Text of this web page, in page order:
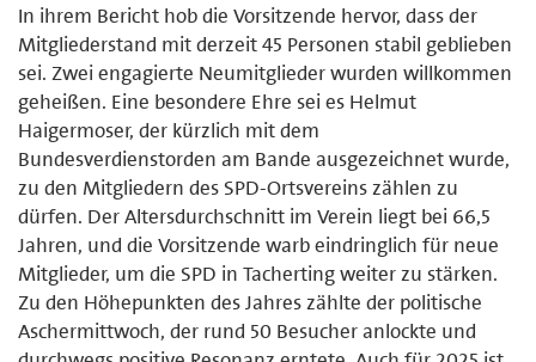
In ihrem Bericht hob die Vorsitzende hervor, dass der
Mitgliederstand mit derzeit 45 Personen stabil geblieben
sei. Zwei engagierte Neumitglieder wurden willkommen
geheißen. Eine besondere Ehre sei es Helmut
Haigermoser, der kürzlich mit dem
Bundesverdienstorden am Bande ausgezeichnet wurde,
zu den Mitgliedern des SPD-Ortsvereins zählen zu
dürfen. Der Altersdurchschnitt im Verein liegt bei 66,5
Jahren, und die Vorsitzende warb eindringlich für neue
Mitglieder, um die SPD in Tacherting weiter zu stärken.
Zu den Höhepunkten des Jahres zählte der politische
Aschermittwoch, der rund 50 Besucher anlockte und